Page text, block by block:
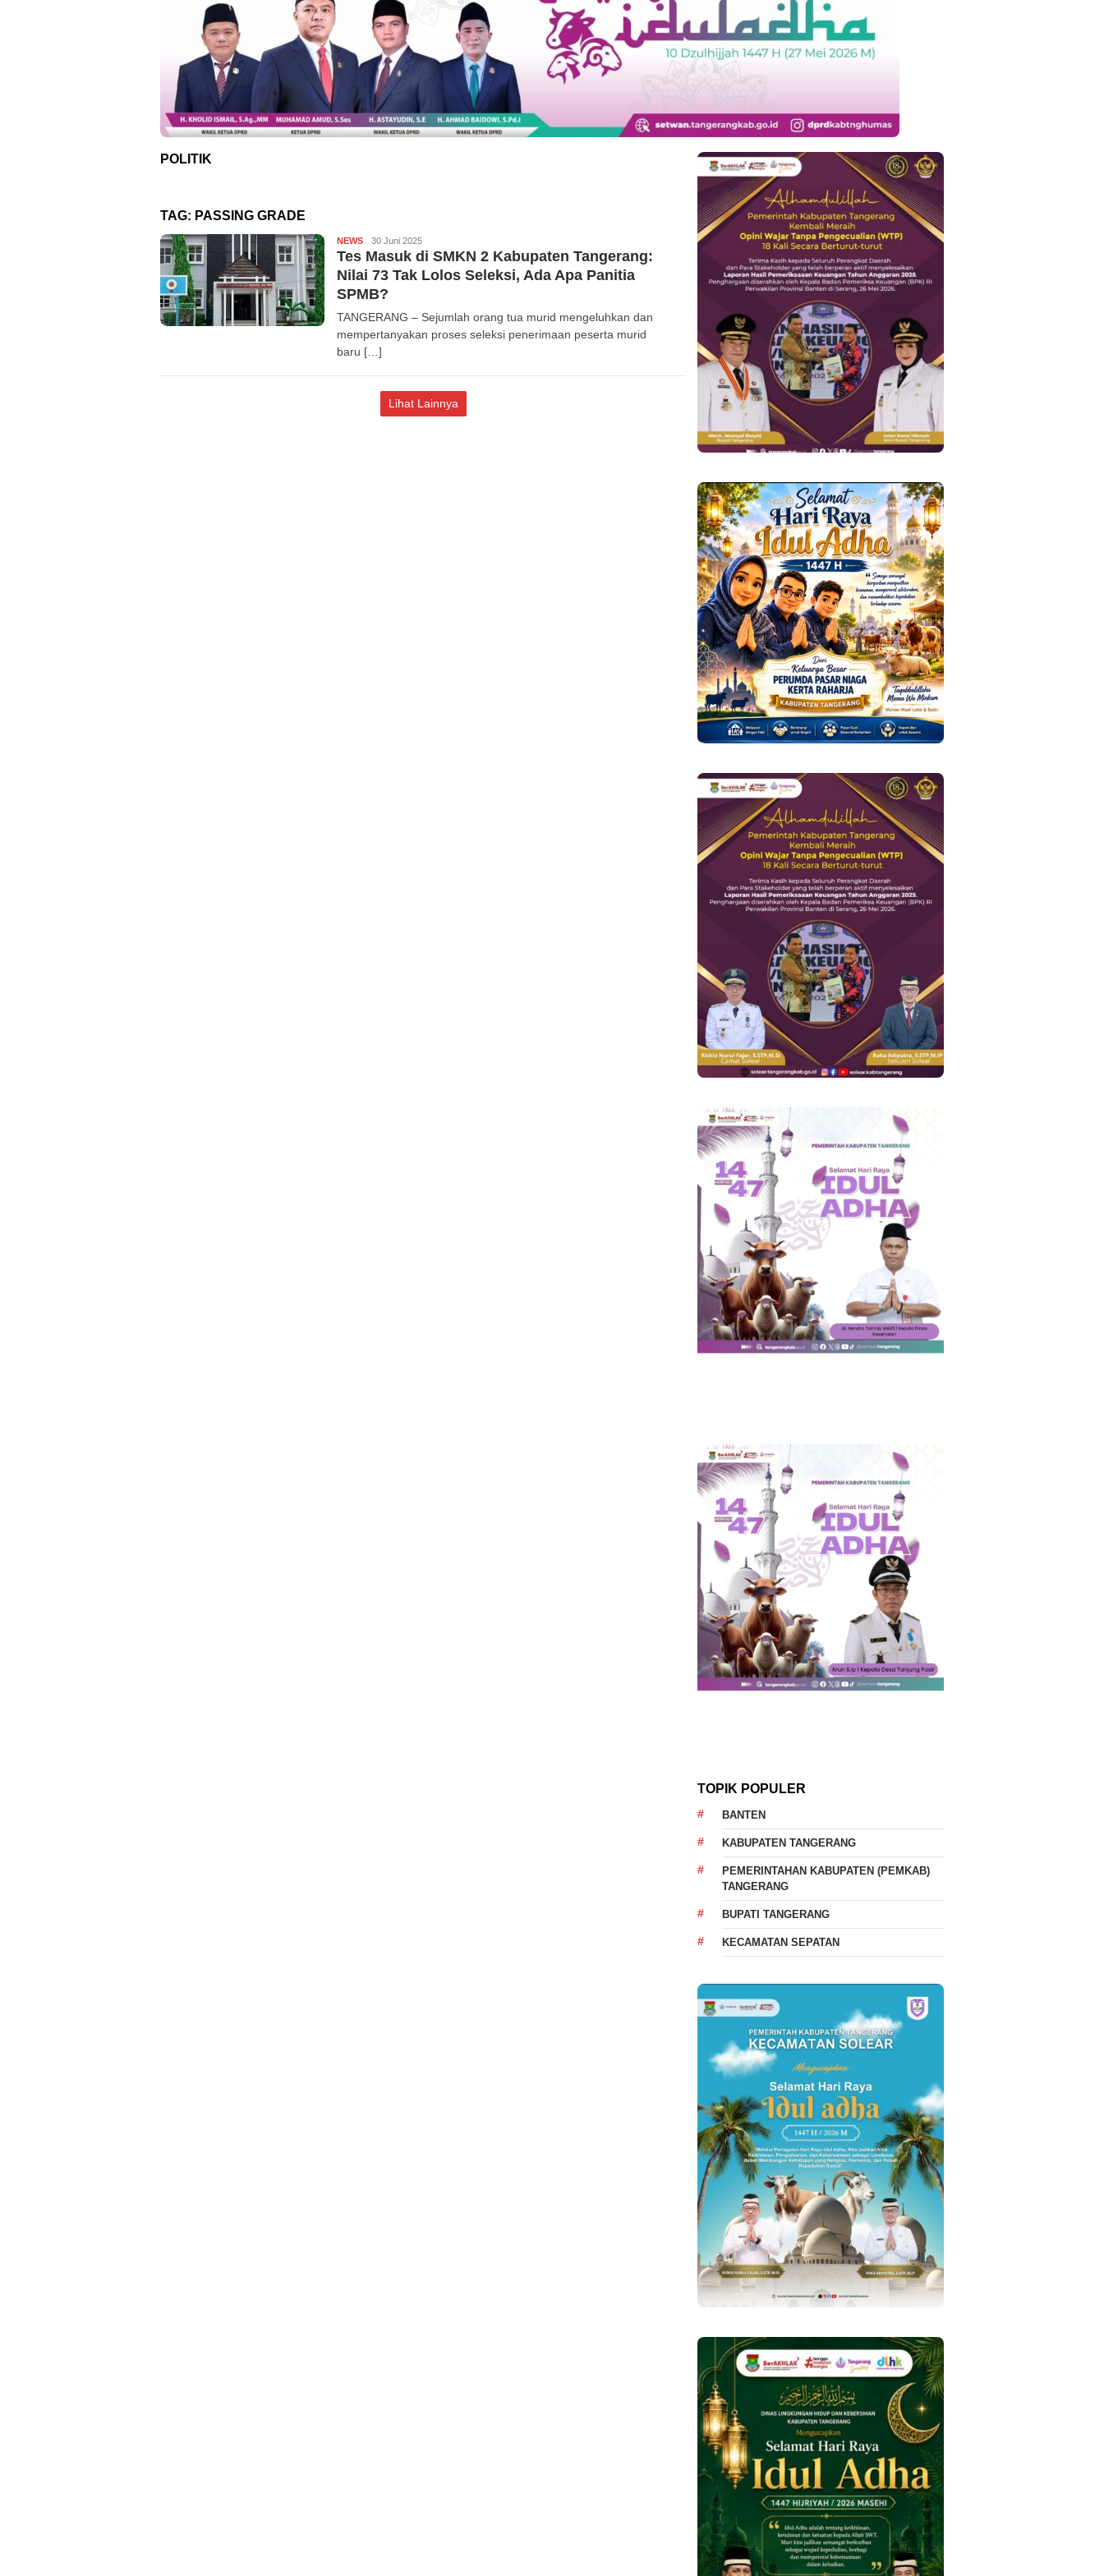
POLITIK
TAG: PASSING GRADE
NEWS Redaksi
30 Juni 2025
Tes Masuk di SMKN 2 Kabupaten Tangerang:
Nilai 73 Tak Lolos Seleksi, Ada Apa Panitia
SPMB?
TANGERANG – Sejumlah orang tua murid mengeluhkan dan
mempertanyakan proses seleksi penerimaan peserta murid
baru […]
Lihat Lainnya
TOPIK POPULER
BANTEN
KABUPATEN TANGERANG
PEMERINTAHAN KABUPATEN (PEMKAB)
TANGERANG
BUPATI TANGERANG
KECAMATAN SEPATAN